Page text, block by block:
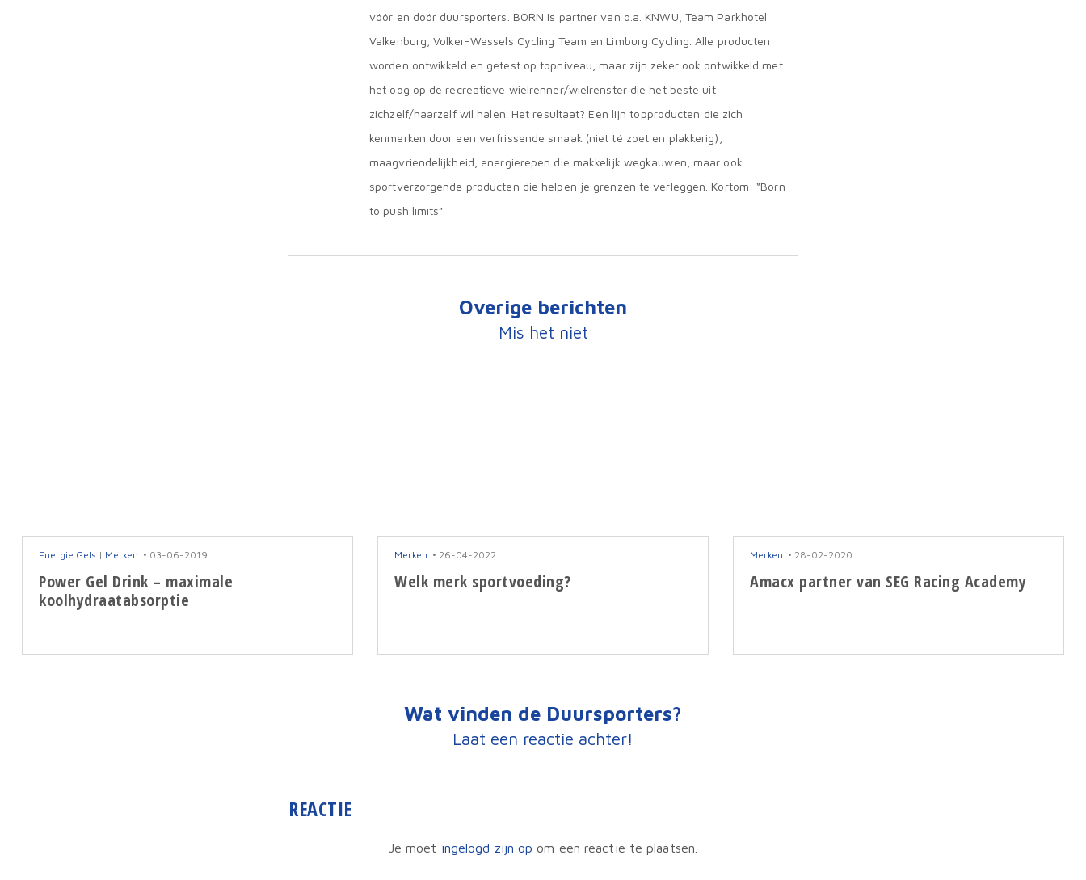
vóór en dóór duursporters. BORN is partner van o.a. KNWU, Team Parkhotel
Valkenburg, Volker-Wessels Cycling Team en Limburg Cycling. Alle producten
worden ontwikkeld en getest op topniveau, maar zijn zeker ook ontwikkeld met
het oog op de recreatieve wielrenner/wielrenster die het beste uit
zichzelf/haarzelf wil halen. Het resultaat? Een lijn topproducten die zich
kenmerken door een verfrissende smaak (niet té zoet en plakkerig),
maagvriendelijkheid, energierepen die makkelijk wegkauwen, maar ook
sportverzorgende producten die helpen je grenzen te verleggen. Kortom: “Born
to push limits”.
Overige berichten
Mis het niet
Energie Gels | Merken 03-06-2019
Power Gel Drink – maximale
koolhydraatabsorptie
Merken 26-04-2022
Welk merk sportvoeding?
Merken 28-02-2020
Amacx partner van SEG Racing Academy
Wat vinden de Duursporters?
Laat een reactie achter!
REACTIE
Je moet ingelogd zijn op om een reactie te plaatsen.